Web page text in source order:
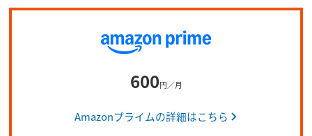
600円／月
Amazonプライムの詳細はこちら